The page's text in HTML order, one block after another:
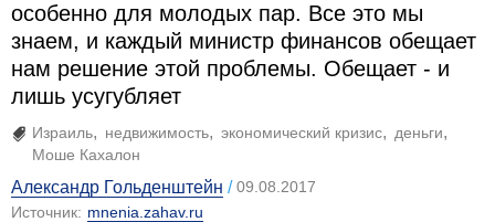
особенно для молодых пар. Все это мы
знаем, и каждый министр финансов обещает
нам решение этой проблемы. Обещает - и
лишь усугубляет
Израиль недвижимость экономический кризис
деньги
Моше Кахалон
Александр Гольденштейн
09.08.2017
Источник: mnenia.zahav.ru